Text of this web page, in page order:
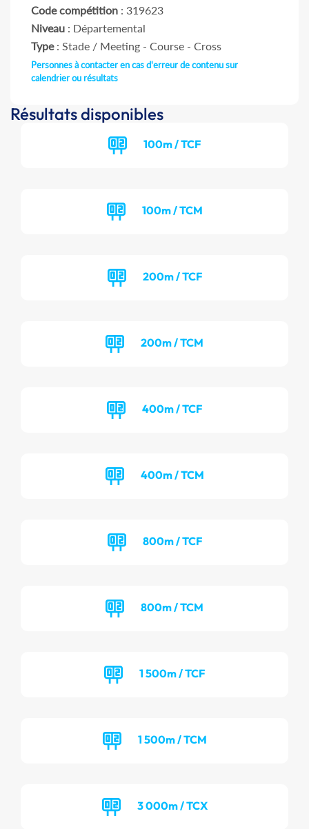
Code compétition : 319623
Niveau : Départemental
Type: Stade / Meeting - Course - Cross
Personnes à contacter en cas d'erreur de contenu sur
calendrier ou résultats
Résultats disponibles
100m / TCF
100m / TCM
200m / TCF
200m / TCM
400m / TCF
400m / TCM
800m / TCF
800m / TCM
1 500m / TCF
1 500m / TCM
3 000m / TCX